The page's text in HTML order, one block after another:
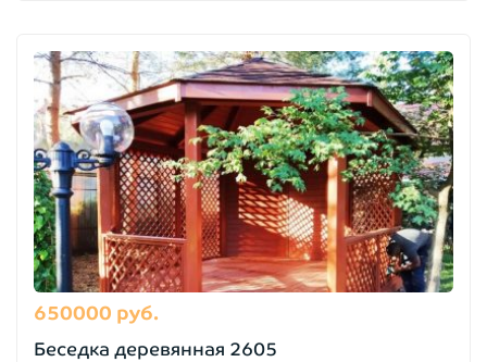
650000 руб.
Беседка деревянная 2605